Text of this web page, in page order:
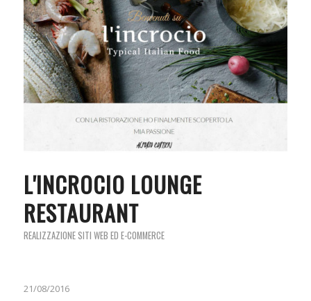
L'INCROCIO LOUNGE
RESTAURANT
REALIZZAZIONE SITI WEB ED E-COMMERCE
21/08/2016